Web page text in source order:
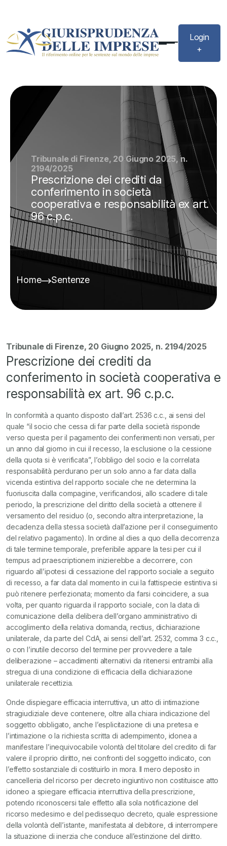
Login
+
Tribunale di Firenze, 20 Giugno 2025, n.
2194/2025
Prescrizione dei crediti da
conferimento in società
cooperativa e responsabilità ex art.
96 c.p.c.
Home Sentenze
Tribunale di Firenze, 20 Giugno 2025, n. 2194/2025
Prescrizione dei crediti da
conferimento in società cooperativa e
responsabilità ex art. 96 c.p.c.
In conformità a quanto disposto dall’art. 2536 c.c., ai sensi del
quale “il socio che cessa di far parte della società risponde
verso questa per il pagamento dei conferimenti non versati, per
un anno dal giorno in cui il recesso, la esclusione o la cessione
della quota si è verificata”, l’obbligo del socio e la correlata
responsabilità perdurano per un solo anno a far data dalla
vicenda estintiva del rapporto sociale che ne determina la
fuoriuscita dalla compagine, verificandosi, allo scadere di tale
periodo, la prescrizione del diritto della società a ottenere il
versamento del residuo (o, secondo altra interpretazione, la
decadenza della stessa società dall’azione per il conseguimento
del relativo pagamento). In ordine al dies a quo della decorrenza
di tale termine temporale, preferibile appare la tesi per cui il
tempus ad praescriptionem inizierebbe a decorrere, con
riguardo all’ipotesi di cessazione del rapporto sociale a seguito
di recesso, a far data dal momento in cui la fattispecie estintiva si
può ritenere perfezionata; momento da farsi coincidere, a sua
volta, per quanto riguarda il rapporto sociale, con la data di
comunicazione della delibera dell’organo amministrativo di
accoglimento della relativa domanda, rectius, dichiarazione
unilaterale, da parte del CdA, ai sensi dell’art. 2532, comma 3 c.c.,
o con l’inutile decorso del termine per provvedere a tale
deliberazione – accadimenti alternativi da ritenersi entrambi alla
stregua di una condizione di efficacia della dichiarazione
unilaterale recettizia.
Onde dispiegare efficacia interruttiva, un atto di intimazione
stragiudiziale deve contenere, oltre alla chiara indicazione del
soggetto obbligato, anche l’esplicitazione di una pretesa e
l’intimazione o la richiesta scritta di adempimento, idonea a
manifestare l’inequivocabile volontà del titolare del credito di far
valere il proprio diritto, nei confronti del soggetto indicato, con
l’effetto sostanziale di costituirlo in mora. Il mero deposito in
cancelleria del ricorso per decreto ingiuntivo non costituisce atto
idoneo a spiegare efficacia interruttiva della prescrizione,
potendo riconoscersi tale effetto alla sola notificazione del
ricorso medesimo e del pedissequo decreto, quale espressione
della volontà dell’istante, manifestata al debitore, di interrompere
la situazione di inerzia che conduce all’estinzione del diritto.